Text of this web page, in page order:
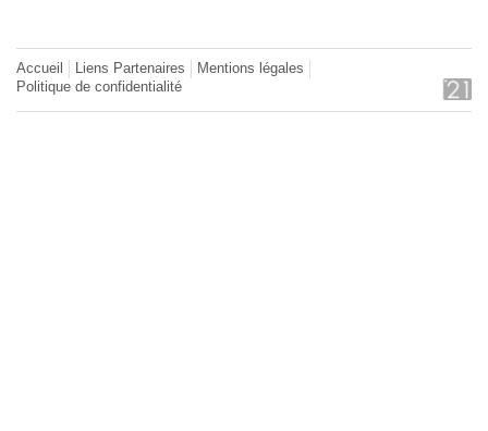
Accueil Liens Partenaires
Mentions légales
Politique de confidentialité